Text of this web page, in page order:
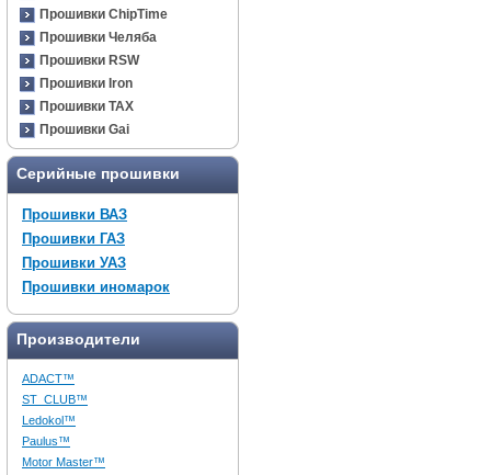
Прошивки ChipTime
Прошивки Челяба
Прошивки RSW
Прошивки Iron
Прошивки TAX
Прошивки Gai
Серийные прошивки
Прошивки ВАЗ
Прошивки ГАЗ
Прошивки УАЗ
Прошивки иномарок
Производители
ADACT™
ST_CLUB™
Ledokol™
Paulus™
Motor Master™